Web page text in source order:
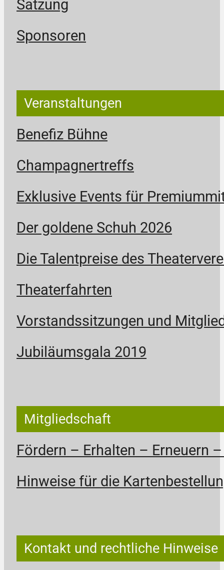
Satzung
Sponsoren
Veranstaltungen
Benefiz Bühne
Champagnertreffs
Exklusive Events für
Der goldene Schuh 2026
Die Talentpreise des
Theaterfahrten
Vorstandssitzungen und
Jubiläumsgala 2019
Mitgliedschaft
Fördern – Erhalten – Erneuern
Hinweise für die
Kontakt und rechtliche Hinweise